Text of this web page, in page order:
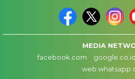
MEDIA
facebook.com
google.co.id